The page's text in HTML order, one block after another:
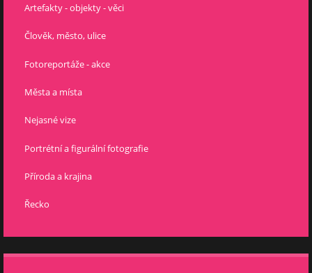
Artefakty - objekty - věci
Člověk, město, ulice
Fotoreportáže - akce
Města a místa
Nejasné vize
Portrétní a figurální fotografie
Příroda a krajina
Řecko